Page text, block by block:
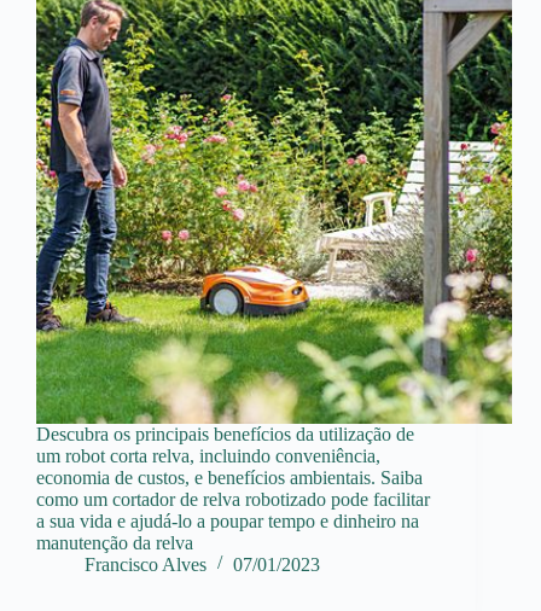
Descubra os principais benefícios da utilização de
um robot corta relva, incluindo conveniência,
economia de custos, e benefícios ambientais. Saiba
como um cortador de relva robotizado pode facilitar
a sua vida e ajudá-lo a poupar tempo e dinheiro na
manutenção da relva
Francisco Alves
07/01/2023